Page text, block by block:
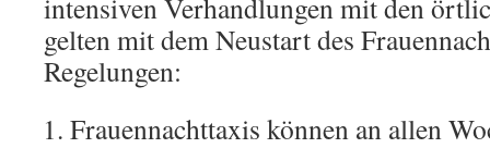
intensiven Verhandlungen mit den
gelten mit dem Neustart des
Regelungen:
Frauennachttaxis können an allen